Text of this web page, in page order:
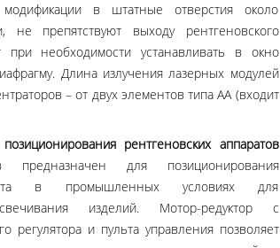
в штатные отверстия около
не препятствуют выходу рентгеновского
при необходимости устанавливать в окно
Длина излучения лазерных модулей
– от двух элементов типа АА (входит
рентгеновских аппаратов
для позиционирования
в промышленных условиях для
изделий. Мотор-редуктор с
регулятора и пульта управления позволяет